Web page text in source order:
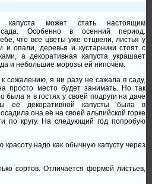
капуста может стать настоящим
Особенно в осенний период.
что все цветы уже отцвели, листья у
и опали, деревья и кустарники стоят с
а декоративная капуста украшает
и небольшие морозы ей нипочём.
к сожалению, я ни разу не сажала в саду,
просто место будет занимать. Но так
была я в гостях у своей подруги на даче
её декоративной капусты была в
она её на своей альпийской горке
по кругу. На следующий год попробую
надо как обычную капусту через
сортов. Отличается формой листьев,